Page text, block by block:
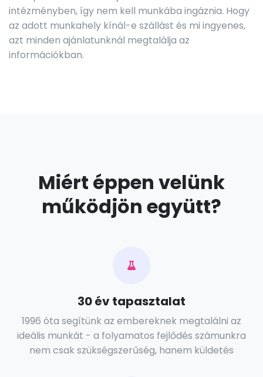
intézményben, így nem kell munkába ingáznia. Hogy
az adott munkahely kínál-e szállást és mi ingyenes,
azt minden ajánlatunknál megtalálja az
információkban.
Miért éppen velünk
működjön együtt?
30 év tapasztalat
1996 óta segítünk az embereknek megtalálni az
ideális munkát - a folyamatos fejlődés számunkra
nem csak szükségszerűség, hanem küldetés